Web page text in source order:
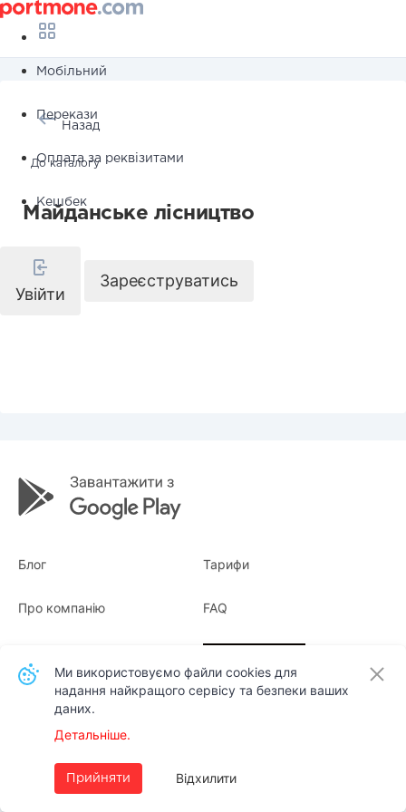
Мобільний
Перекази
Оплата за реквізитами
Кешбек
Увійти
Зареєструватись
Назад
До каталогу
Майданське лісництво
Блог Тарифи
Про компанію FAQ
Контакти
Українська
Ми використовуємо файли cookies для
надання найкращого сервісу та безпеки ваших
даних.
Детальніше.
Прийняти Відхилити